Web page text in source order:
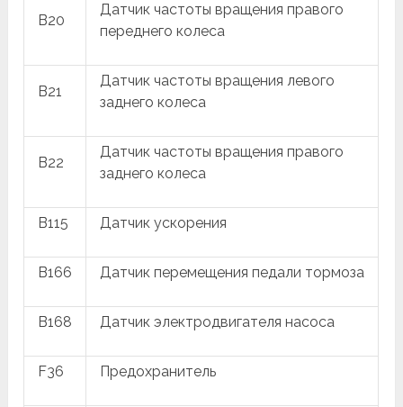
B20
Датчик частоты вращения правого
переднего колеса
B21
Датчик частоты вращения левого
заднего колеса
B22
Датчик частоты вращения правого
заднего колеса
B115 Датчик ускорения
B166 Датчик перемещения педали тормоза
B168 Датчик электродвигателя насоса
F36 Предохранитель